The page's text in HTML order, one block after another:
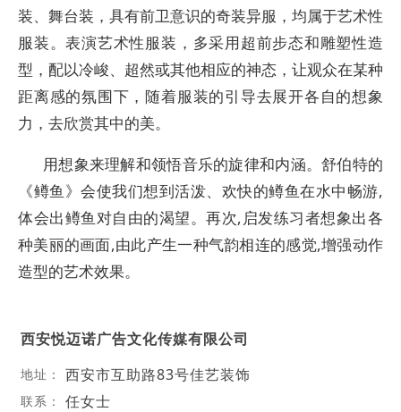
装、舞台装，具有前卫意识的奇装异服，均属于艺术性
服装。表演艺术性服装，多采用超前步态和雕塑性造
型，配以冷峻、超然或其他相应的神态，让观众在某种
距离感的氛围下，随着服装的引导去展开各自的想象
力，去欣赏其中的美。
用想象来理解和领悟音乐的旋律和内涵。舒伯特的
《鳟鱼》会使我们想到活泼、欢快的鳟鱼在水中畅游,
体会出鳟鱼对自由的渴望。再次,启发练习者想象出各
种美丽的画面,由此产生一种气韵相连的感觉,增强动作
造型的艺术效果。
西安悦迈诺广告文化传媒有限公司
地址： 西安市互助路83号佳艺装饰
联系： 任女士